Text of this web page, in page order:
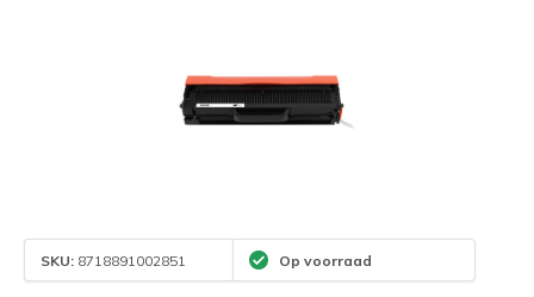
SKU: 8718891002851 Op voorraad